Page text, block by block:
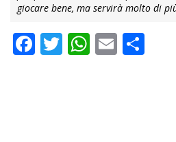
giocare bene, ma servirà molto di
Facebook
TwitterEmail